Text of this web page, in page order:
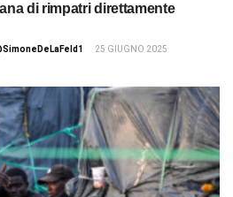
di rimpatri direttamente
25 GIUGNO 2025